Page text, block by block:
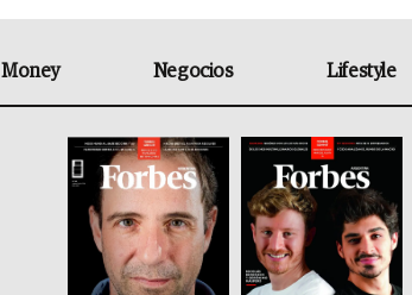
Money Negocios Lifestyle